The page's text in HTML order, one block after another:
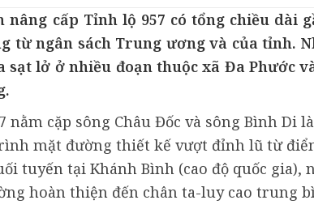
nâng cấp Tỉnh lộ 957 có tổng chiều dài
từ ngân sách Trung ương và của tỉnh.
sạt lở ở nhiều đoạn thuộc xã Đa Phước
nằm cặp sông Châu Đốc và sông Bình Di
mặt đường thiết kế vượt đỉnh lũ từ
tuyến tại Khánh Bình (cao độ quốc gia),
hoàn thiện đến chân ta-luy cao trung